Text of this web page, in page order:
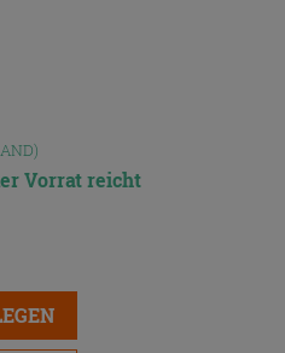
)
Vorrat reicht